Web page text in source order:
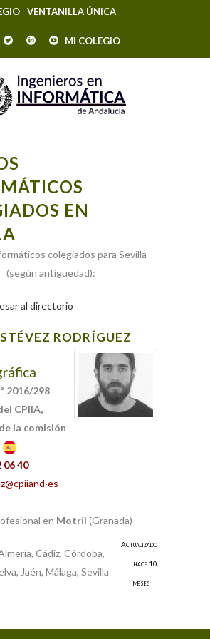
VENTANILLA ÚNICA
MI COLEGIO
EN
colegiados para Sevilla
(según antigüedad):
al directorio
RODRÍGUEZ
2016/298
CPIIA,
la comisión
06 40
en Motril (Granada)
, Cádiz, Córdoba,
, Jaén, Málaga, Sevilla
Actualizado
hace 10
meses